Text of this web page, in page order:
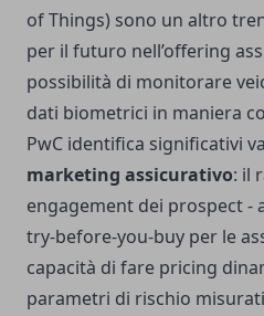
of Things) sono un altro
per il futuro nell’offering
possibilità di monitorare
dati biometrici in maniera
PwC identifica significativi
marketing assicurativo: il
engagement dei prospect -
try-before-you-buy per le
capacità di fare pricing
parametri di rischio